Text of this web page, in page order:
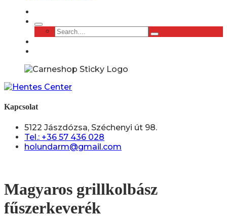
Kapcsolat
5122 Jászdózsa, Széchenyi út 98.
Tel.: +36 57 436 028
holundarm@gmail.com
Magyaros grillkolbász
fűszerkeverék